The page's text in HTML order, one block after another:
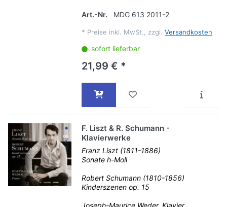
Art.-Nr. MDG 613 2011-2
* Preise inkl. MwSt., zzgl. Versandkosten
sofort lieferbar
21,99 € *
F. Liszt & R. Schumann -
Klavierwerke
Franz Liszt (1811-1886)
Sonate h-Moll
Robert Schumann (1810-1856)
Kinderszenen op. 15